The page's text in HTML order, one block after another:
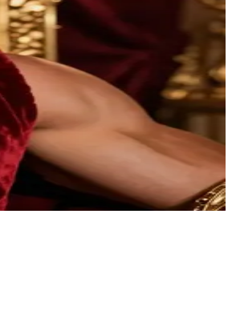
视并评判着眼前的来访者。